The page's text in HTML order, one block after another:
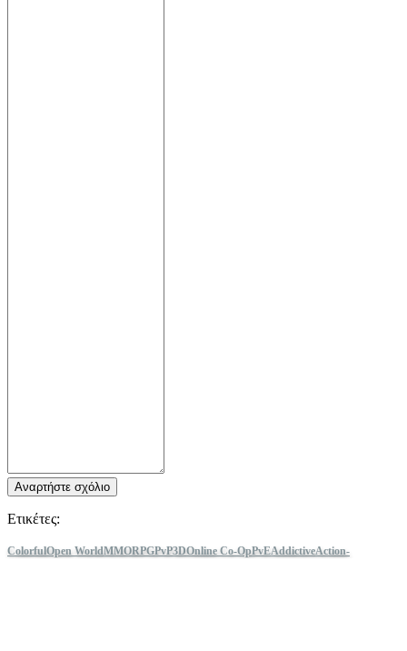
Αναρτήστε σχόλιο
Ετικέτες:
ColorfulOpen WorldMMORPGPvP3DOnline Co-OpPvEAddictiveAction-